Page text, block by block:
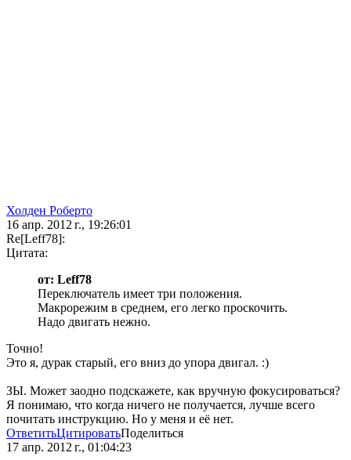
Холден Роберто
16 апр. 2012 г., 19:26:01
Re[Leff78]:
Цитата:
от: Leff78
Переключатель имеет три положения.
Макрорежим в среднем, его легко проскочить.
Надо двигать нежно.
Точно!
Это я, дурак старый, его вниз до упора двигал. :)
ЗЫ. Может заодно подскажете, как вручную фокусироваться?
Я понимаю, что когда ничего не получается, лучше всего
почитать инструкцию. Но у меня и её нет.
ОтветитьЦитироватьПоделиться
17 апр. 2012 г., 01:04:23